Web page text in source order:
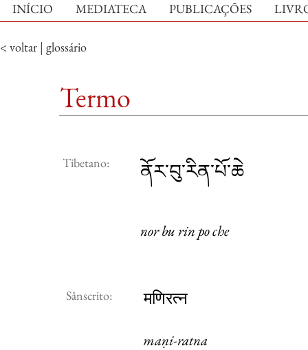
INÍCIO MEDIATECA PUBLICAÇÕES
< voltar | glossário
Termo
Tibetano: ནོར་བུ་རིན་པོ་ཆེ
nor bu rin po che
Sânscrito: मणिरत्न
maṇi-ratna